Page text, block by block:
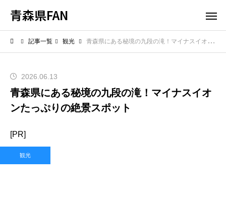
青森県FAN
記事一覧 観光 青森県にある秘境の九段の滝！マイナスイオンたっぷりの絶景スポット
2026.06.13
青森県にある秘境の九段の滝！マイナスイオ
ンたっぷりの絶景スポット
[PR]
観光